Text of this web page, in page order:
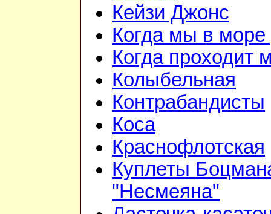
Кейзи Джонс
Когда мы в море
Когда проходит
Колыбельная
Контрабандисты
Коса
Краснофлотская
Куплеты
"Несмеяна"